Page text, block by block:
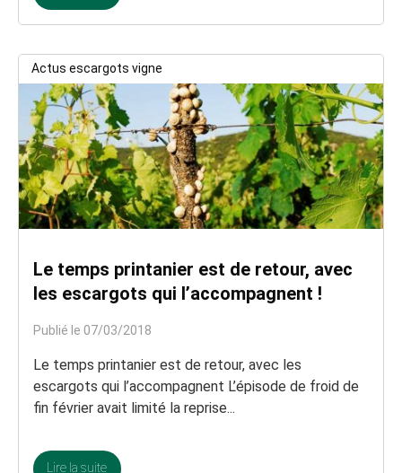
Actus escargots vigne
Le temps printanier est de retour, avec
les escargots qui l’accompagnent !
Publié le 07/03/2018
Le temps printanier est de retour, avec les
escargots qui l’accompagnent L’épisode de froid de
fin février avait limité la reprise...
Lire la suite